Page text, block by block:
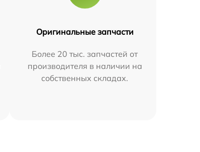
Оригинальные запчасти
Более 20 тыс. запчастей от
производителя в наличии на
собственных складах.